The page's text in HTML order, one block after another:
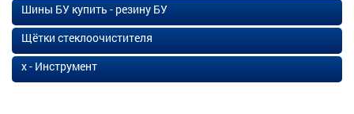
Шины БУ купить - резину БУ
Щётки стеклоочистителя
х - Инструмент